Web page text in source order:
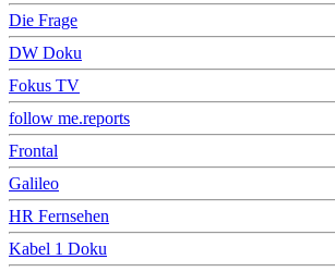
Die Frage
DW Doku
Fokus TV
follow me.reports
Frontal
Galileo
HR Fernsehen
Kabel 1 Doku